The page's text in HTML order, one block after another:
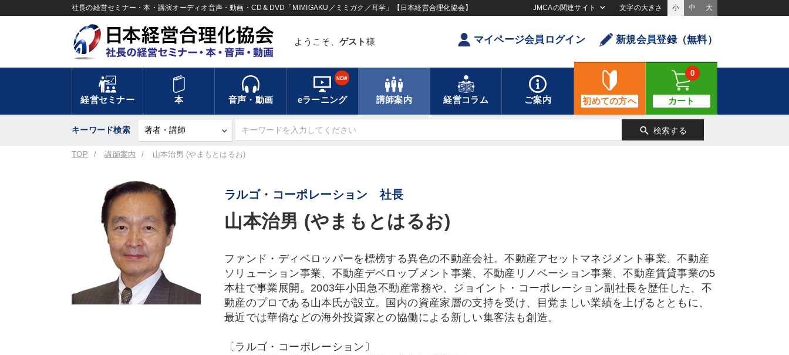
社長の経営セミナー・本・講演オーディオ音声・動画・CD＆DVD「MIMIGAKU／ミミガク／耳学」【日本経営合理化協会】 JMCAの関連サイト 文字の大きさ 小 中 大
ようこそ、 ゲスト 様 マイページ会員ログイン 新規会員登録（無料）
経営セミナー 本 音声・動画 eラーニング
NEW
講師案内 経営コラム ご案内 初めての方へ カート
0
キーワード検索 search 検索する
TOP 講師案内 山本治男 (やまもとはるお)
ラルゴ・コーポレーション 社長
山本治男 (やまもとはるお)
ファンド・ディベロッパーを標榜する異色の不動産会社。不動産アセットマネジメント事業、不動産
ソリューション事業、不動産デベロップメント事業、不動産リノベーション事業、不動産賃貸事業の5
本柱で事業展開。2003年小田急不動産常務や、ジョイント・コーポレーション副社長を歴任した、不
動産のプロである山本氏が設立。国内の資産家層の支持を受け、目覚ましい業績を上げるとともに、
最近では華僑などの海外投資家との協働による新しい集客法も創造。
〔ラルゴ・コーポレーション〕